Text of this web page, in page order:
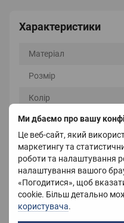
Ми дбаємо про вашу
Це веб-сайт, який
маркетингу та
роботи та налаштування
налаштування вашого
«Погодитися», щоб
cookie. Більш детально
користувача.
Характеристики
Матеріал
Розмір
Колір
Вага
Країна-виробник
Опис
Мусліновий плед